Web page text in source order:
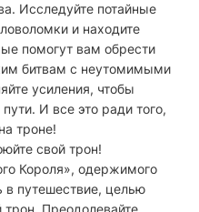
Исследуйте потайные
и находите
помогут вам обрести
битвам с неутомимыми
усиления, чтобы
И все это ради того,
троне!
свой трон!
Короля», одержимого
в путешествие, целью
трон. Преодолевайте